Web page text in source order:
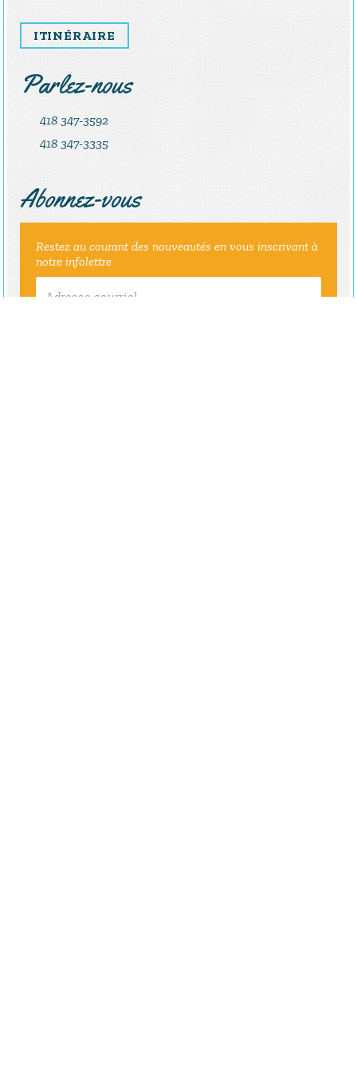
ITINÉRAIRE
Parlez-nous
418 347-3592
418 347-3335
Abonnez-vous
Restez au courant des nouveautés en vous inscrivant à
notre infolettre